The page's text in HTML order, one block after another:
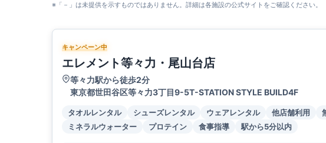
※「－」は未提供を示すものではありません。詳細は各施設の公式サイトをご確認ください。
キャンペーン中
エレメント等々力・尾山台店
等々力駅から徒歩2分
東京都世田谷区等々力3丁目9-5T-STATION STYLE BUILD4F
タオルレンタル シューズレンタル ウェアレンタル 他店舗利用
ミネラルウォーター
プロテイン 食事指導 駅から5分以内